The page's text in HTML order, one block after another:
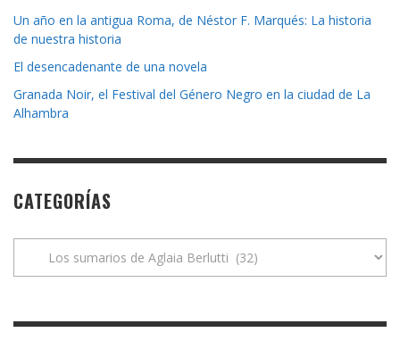
Un año en la antigua Roma, de Néstor F. Marqués: La historia
de nuestra historia
El desencadenante de una novela
Granada Noir, el Festival del Género Negro en la ciudad de La
Alhambra
CATEGORÍAS